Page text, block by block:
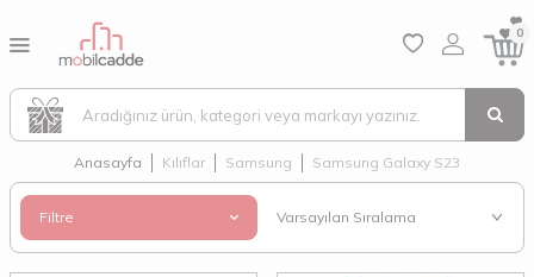
0
Anasayfa Kılıflar Samsung Samsung Galaxy S23
Filtre